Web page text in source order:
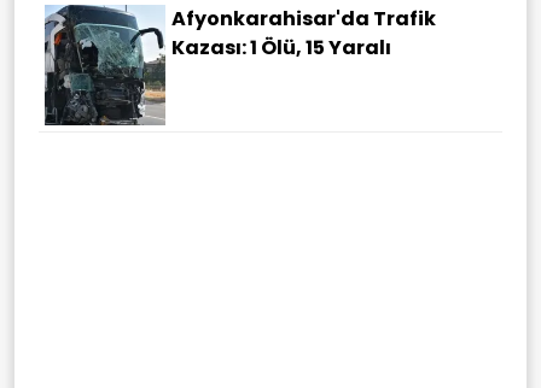
Afyonkarahisar'da Trafik
Kazası: 1 Ölü, 15 Yaralı